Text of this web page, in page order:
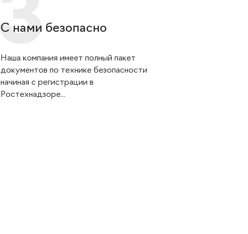
С нами безопасно
Наша компания имеет полный пакет
документов по технике безопасности
начиная с регистрации в
Ростехнадзоре...